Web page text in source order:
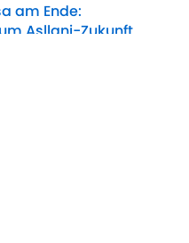
am Ende:
Asllani-Zukunft